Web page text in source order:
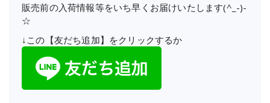
販売前の入荷情報等をいち早くお届けいたします(^_-)-
☆
↓この【友だち追加】をクリックするか